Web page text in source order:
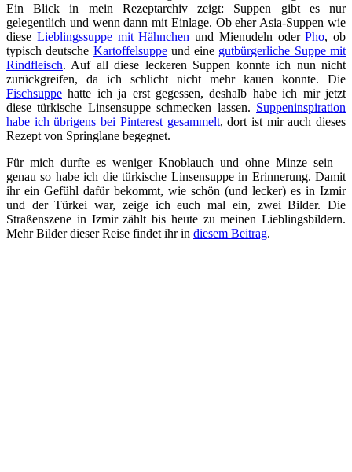
Ein Blick in mein Rezeptarchiv zeigt: Suppen gibt es nur
gelegentlich und wenn dann mit Einlage. Ob eher Asia-Suppen wie
diese Lieblingssuppe mit Hähnchen und Mienudeln oderPho, ob
typisch deutsche Kartoffelsuppeund eine gutbürgerliche Suppe mit
Rindfleisch. Auf all diese leckeren Suppen konnte ich nun nicht
zurückgreifen, da ich schlicht nicht mehr kauen konnte. Die
Fischsuppe hatte ich ja erst gegessen, deshalb habe ich mir jetzt
diese türkische Linsensuppe schmecken lassen. Suppeninspiration
habe ich übrigens bei Pinterest gesammelt, dort ist mir auch dieses
Rezept von Springlane begegnet.
Für mich durfte es weniger Knoblauch und ohne Minze sein –
genau so habe ich die türkische Linsensuppe in Erinnerung. Damit
ihr ein Gefühl dafür bekommt, wie schön (und lecker) es in Izmir
und der Türkei war, zeige ich euch mal ein, zwei Bilder. Die
Straßenszene in Izmir zählt bis heute zu meinen Lieblingsbildern.
Mehr Bilder dieser Reise findet ihr in diesem Beitrag.